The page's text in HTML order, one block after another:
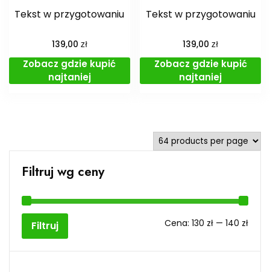
Tekst w przygotowaniu
139,00 zł
Zobacz gdzie kupić
najtaniej
Tekst w przygotowaniu
139,00zł
Zobacz gdzie kupić
najtaniej
Filtruj wg ceny
Cena
Cena
Filtruj Cena: 130 zł — 140 zł